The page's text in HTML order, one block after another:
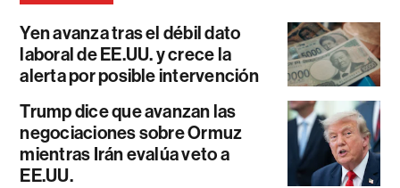
Yen avanza tras el débil dato
laboral de EE.UU. y crece la
alerta por posible intervención
Trump dice que avanzan las
negociaciones sobre Ormuz
mientras Irán evalúa veto a
EE.UU.